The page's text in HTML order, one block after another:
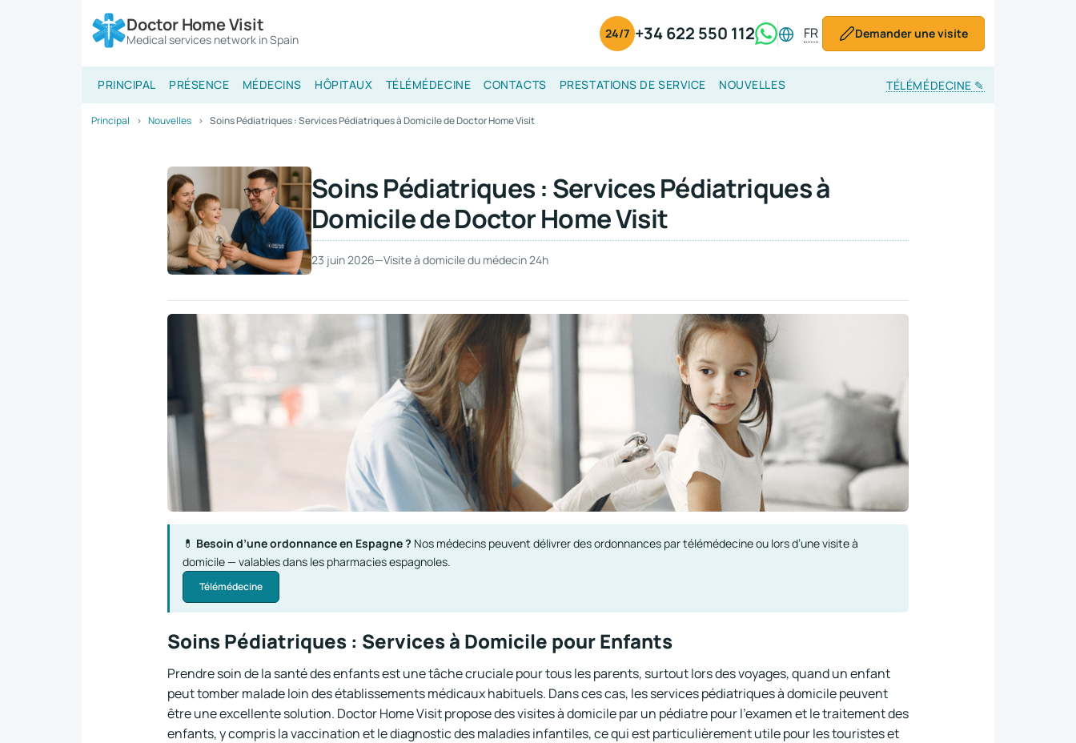
Doctor Home Visit
Medical services network in Spain 24/7 +34 622 550 112 FR Demander une visite
PRINCIPAL PRÉSENCE MÉDECINS HÔPITAUX TÉLÉMÉDECINE CONTACTS PRESTATIONS DE SERVICE NOUVELLES TÉLÉMÉDECINE ✎
Principal Nouvelles Soins Pédiatriques : Services Pédiatriques à Domicile de Doctor Home Visit
Soins Pédiatriques : Services Pédiatriques à
Domicile de Doctor Home Visit
23 juin 2026—Visite à domicile du médecin 24h
💊 Besoin d’une ordonnance en Espagne ? Nos médecins peuvent délivrer des ordonnances par télémédecine ou lors d’une visite à
domicile — valables dans les pharmacies espagnoles.
Télémédecine
Soins Pédiatriques : Services à Domicile pour Enfants
Prendre soin de la santé des enfants est une tâche cruciale pour tous les parents, surtout lors des voyages, quand un enfant
peut tomber malade loin des établissements médicaux habituels. Dans ces cas, les services pédiatriques à domicile peuvent
être une excellente solution. Doctor Home Visit propose des visites à domicile par un pédiatre pour l'examen et le traitement des
enfants, y compris la vaccination et le diagnostic des maladies infantiles, ce qui est particulièrement utile pour les touristes et